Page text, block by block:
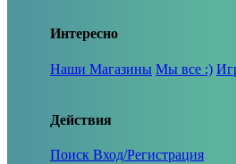
Интересно
Наши Магазины Мы все :)
Действия
Поиск Вход/Регистрация